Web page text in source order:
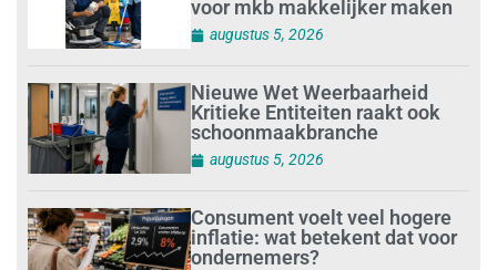
voor mkb makkelijker maken
augustus 5, 2026
Nieuwe Wet Weerbaarheid
Kritieke Entiteiten raakt ook
schoonmaakbranche
augustus 5, 2026
Consument voelt veel hogere
inflatie: wat betekent dat voor
ondernemers?